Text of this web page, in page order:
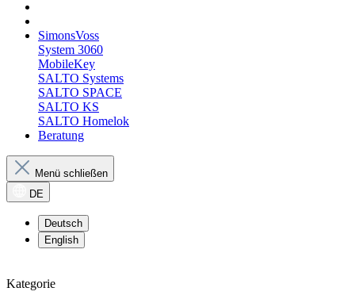
SimonsVoss
System 3060
MobileKey
SALTO Systems
SALTO SPACE
SALTO KS
SALTO Homelok
Beratung
Menü schließen
DE
Deutsch
English
Kategorie